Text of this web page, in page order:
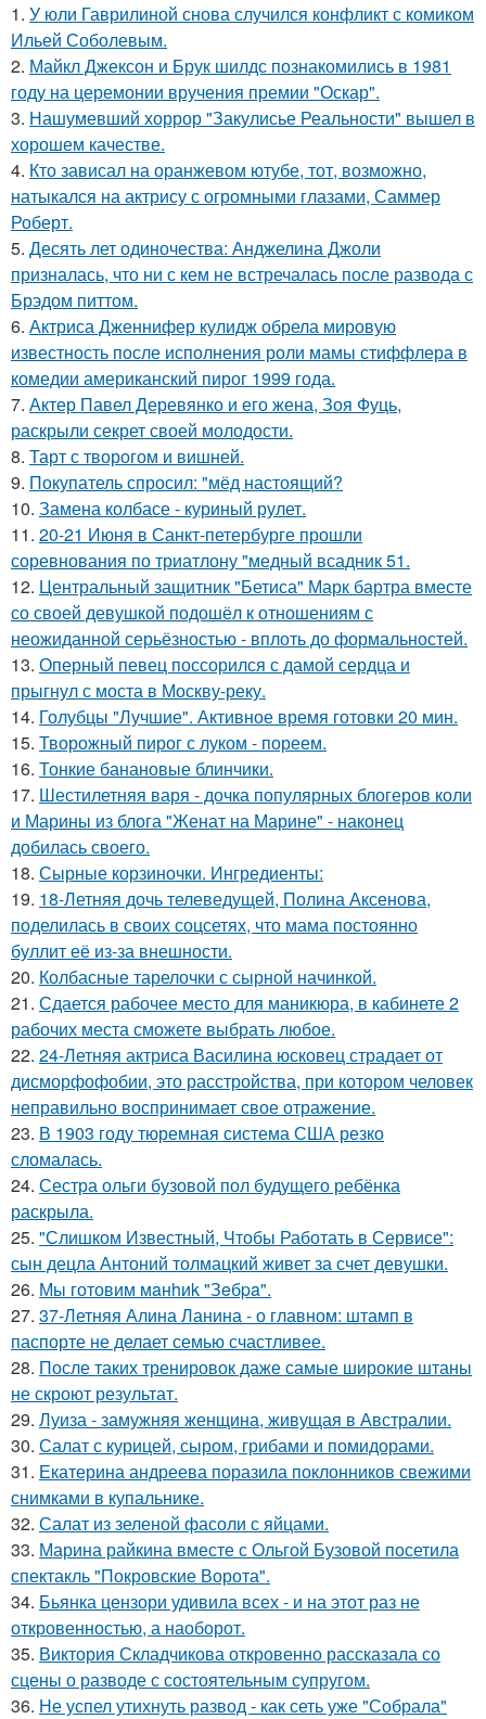
1. У юли Гаврилиной снова случился конфликт с комиком
Ильей Соболевым.
2. Майкл Джексон и Брук шилдс познакомились в 1981
году на церемонии вручения премии "Оскар".
3. Нашумевший хоррор "Закулисье Реальности" вышел в
хорошем качестве.
4. Кто зависал на оранжевом ютубе, тот, возможно,
натыкался на актрису с огромными глазами, Саммер
Роберт.
5. Десять лет одиночества: Анджелина Джоли
призналась, что ни с кем не встречалась после развода с
Брэдом питтом.
6. Актриса Дженнифер кулидж обрела мировую
известность после исполнения роли мамы стиффлера в
комедии американский пирог 1999 года.
7. Актер Павел Деревянко и его жена, Зоя Фуць,
раскрыли секрет своей молодости.
8. Тарт с творогом и вишней.
9. Покупатель спросил: "мёд настоящий?
10. Замена колбасе - куриный рулет.
11. 20-21 Июня в Санкт-петербурге прошли
соревнования по триатлону "медный всадник 51.
12. Центральный защитник "Бетиса" Марк бартра вместе
со своей девушкой подошёл к отношениям с
неожиданной серьёзностью - вплоть до формальностей.
13. Оперный певец поссорился с дамой сердца и
прыгнул с моста в Москву-реку.
14. Голубцы "Лучшие". Активное время готовки 20 мин.
15. Творожный пирог с луком - пореем.
16. Тонкие банановые блинчики.
17. Шестилетняя варя - дочка популярных блогеров коли
и Марины из блога "Женат на Марине" - наконец
добилась своего.
18. Сырные корзиночки. Ингредиенты:
19. 18-Летняя дочь телеведущей, Полина Аксенова,
поделилась в своих соцсетях, что мама постоянно
буллит её из-за внешности.
20. Колбасные тарелочки с сырной начинкой.
21. Сдается рабочее место для маникюра, в кабинете 2
рабочих места сможете выбрать любое.
22. 24-Летняя актриса Василина юсковец страдает от
дисморфофобии, это расстройства, при котором человек
неправильно воспринимает свое отражение.
23. В 1903 году тюремная система США резко
сломалась.
24. Сестра ольги бузовой пол будущего ребёнка
раскрыла.
25. "Слишком Известный, Чтобы Работать в Сервисе":
сын децла Антоний толмацкий живет за счет девушки.
26. Мы готовим мaнhиk "Зeбpa".
27. 37-Летняя Алина Ланина - о главном: штамп в
паспорте не делает семью счастливее.
28. После таких тренировок даже самые широкие штаны
не скроют результат.
29. Луиза - замужняя женщина, живущая в Австралии.
30. Салат с курицей, сыром, грибами и помидорами.
31. Екатерина андреева поразила поклонников свежими
снимками в купальнике.
32. Салат из зеленой фасоли с яйцами.
33. Марина райкина вместе с Ольгой Бузовой посетила
спектакль "Покровские Ворота".
34. Бьянка цензори удивила всех - и на этот раз не
откровенностью, а наоборот.
35. Виктория Складчикова откровенно рассказала со
сцены о разводе с состоятельным супругом.
36. Не успел утихнуть развод - как сеть уже "Собрала"